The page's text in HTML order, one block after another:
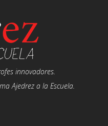
innovadores.
Ajedrez a la Escuela.